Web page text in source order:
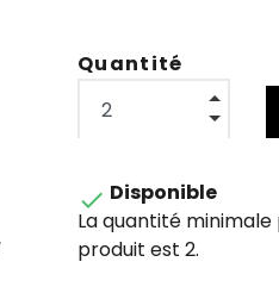
Quantité
 Disponible
La quantité
produit est 2.